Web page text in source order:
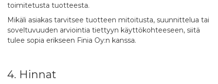
toimitetusta tuotteesta.
Mikäli asiakas tarvitsee tuotteen mitoitusta, suunnittelua tai
soveltuvuuden arviointia tiettyyn käyttökohteeseen, siitä
tulee sopia erikseen Finia Oy:n kanssa.
4. Hinnat